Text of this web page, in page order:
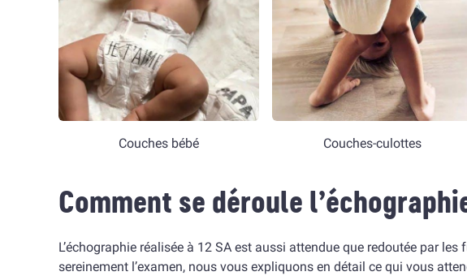
Couches bébé Couches-culottes
Comment se déroule
L’échographie réalisée à 12 SA est aussi attendue que redoutée par
sereinement l’examen, nous vous expliquons en détail ce qui vous